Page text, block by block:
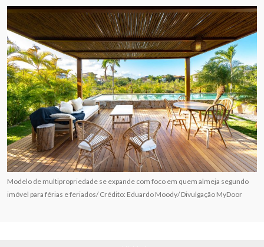
Modelo de multipropriedade se expande com foco em quem almeja segundo
imóvel para férias e feriados/ Crédito: Eduardo Moody/ Divulgação MyDoor